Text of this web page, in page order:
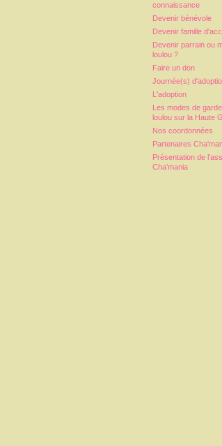
connaissance
Devenir bénévole
Devenir famille
Devenir parrain ou
loulou ?
Faire un don
Journée(s)
L'adoption
Les modes de
loulou sur la Haute
Nos coordonnées
Partenaires
Présentation de
Cha'mania